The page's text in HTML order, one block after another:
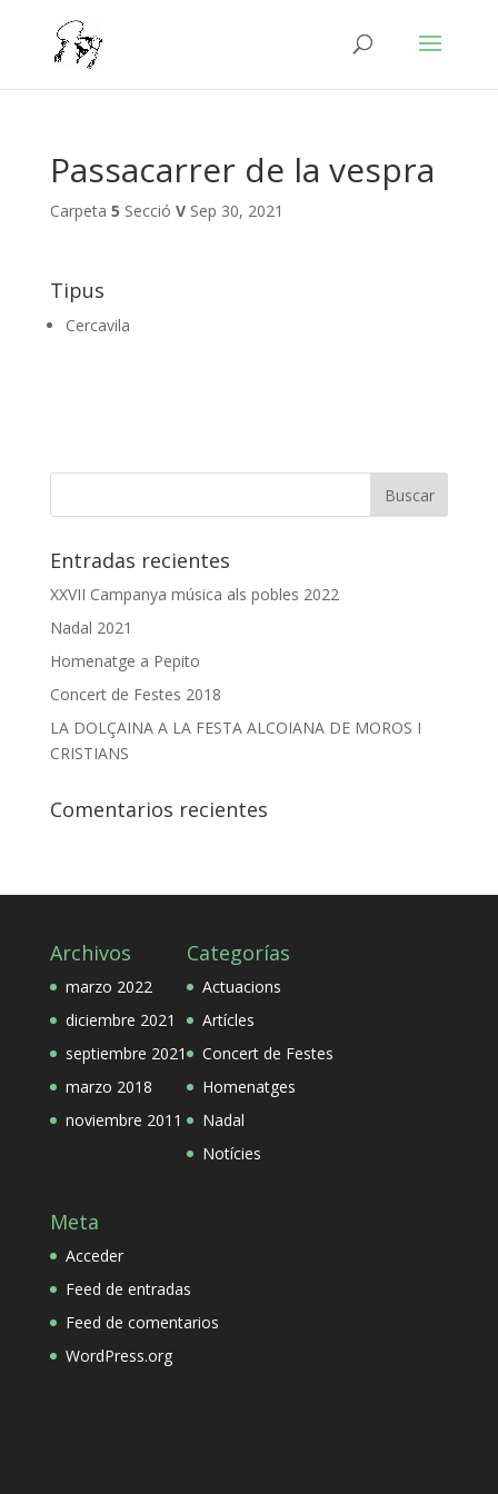
Passacarrer de la vespra
Carpeta 5 Secció V Sep 30, 2021
Tipus
Cercavila
Entradas recientes
XXVII Campanya música als pobles 2022
Nadal 2021
Homenatge a Pepito
Concert de Festes 2018
LA DOLÇAINA A LA FESTA ALCOIANA DE MOROS I
CRISTIANS
Comentarios recientes
Archivos
marzo 2022
diciembre 2021
septiembre 2021
marzo 2018
noviembre 2011
Categorías
Actuacions
Artícles
Concert de Festes
Homenatges
Nadal
Notícies
Meta
Acceder
Feed de entradas
Feed de comentarios
WordPress.org